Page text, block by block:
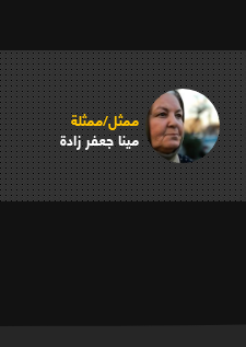
ممثل/ممثلة
مينا جعفر زادة